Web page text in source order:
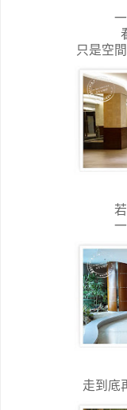
只是空
走到底